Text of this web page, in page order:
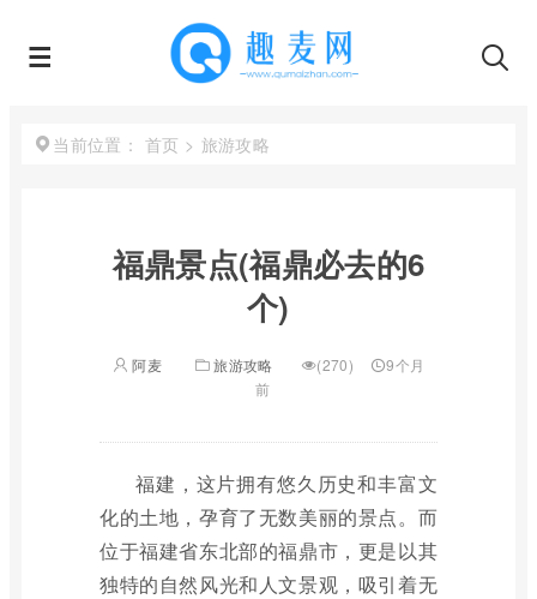
当前位置： 首页 > 旅游攻略
福鼎景点(福鼎必去的6
个)
阿麦 旅游攻略 (270)
9个月
前
福建，这片拥有悠久历史和丰富文
化的土地，孕育了无数美丽的景点。而
位于福建省东北部的福鼎市，更是以其
独特的自然风光和人文景观，吸引着无